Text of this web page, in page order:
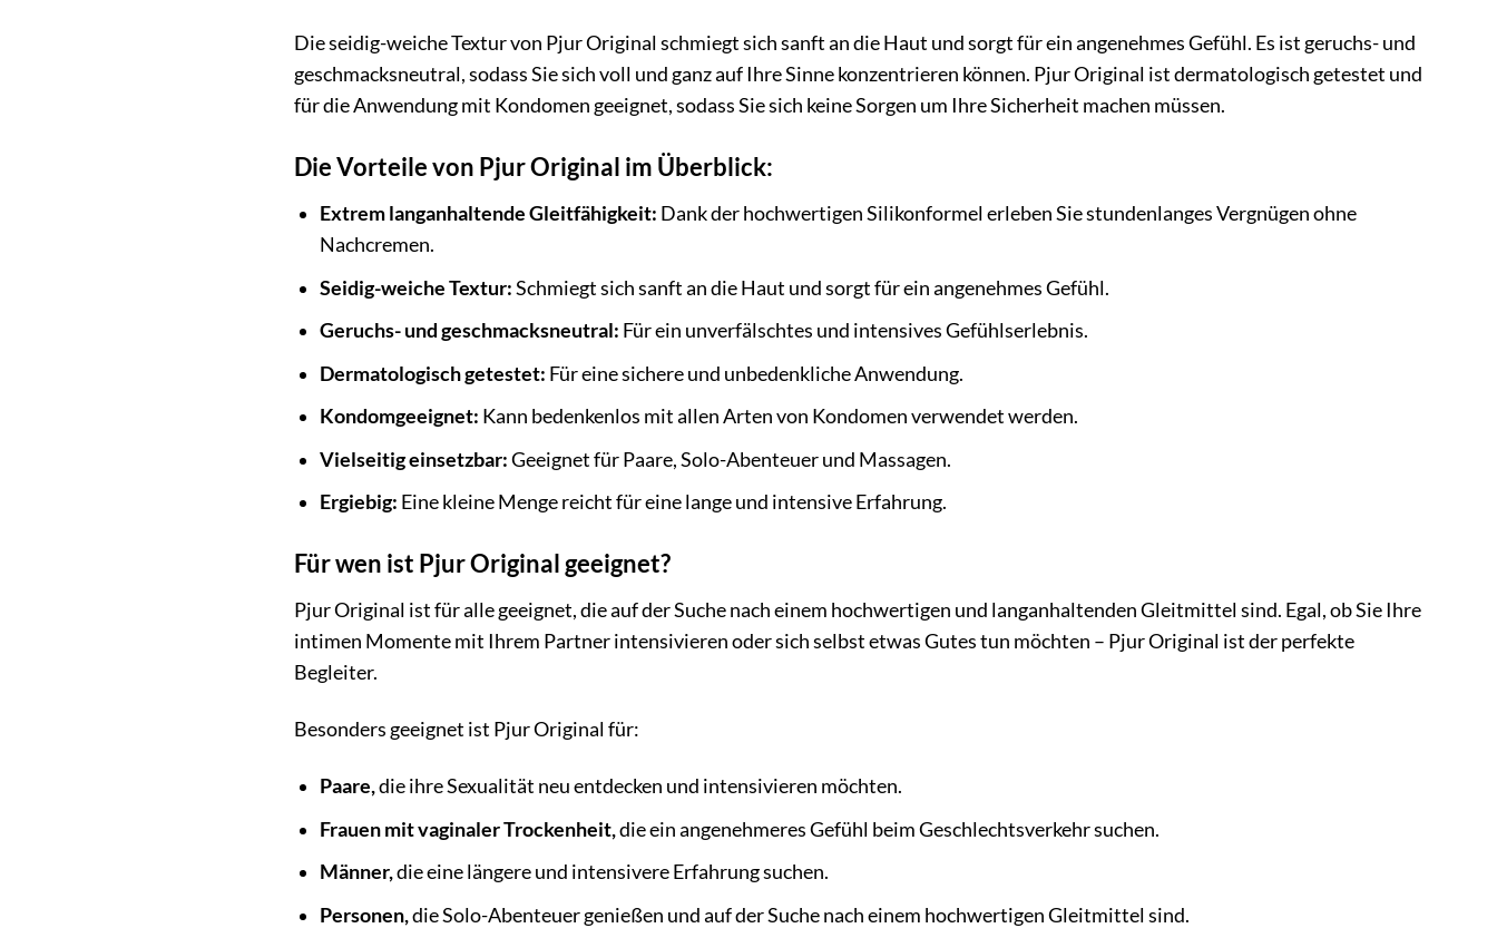
Die seidig-weiche Textur von Pjur Original schmiegt sich sanft an die Haut und sorgt für ein angenehmes Gefühl. Es ist geruchs- und
geschmacksneutral, sodass Sie sich voll und ganz auf Ihre Sinne konzentrieren können. Pjur Original ist dermatologisch getestet und
für die Anwendung mit Kondomen geeignet, sodass Sie sich keine Sorgen um Ihre Sicherheit machen müssen.
Die Vorteile von Pjur Original im Überblick:
Extrem langanhaltende Gleitfähigkeit: Dank der hochwertigen Silikonformel erleben Sie stundenlanges Vergnügen ohne
Nachcremen.
Seidig-weiche Textur:Schmiegt sich sanft an die Haut und sorgt für ein angenehmes Gefühl.
Geruchs- und geschmacksneutral: Für ein unverfälschtes und intensives Gefühlserlebnis.
Dermatologisch getestet: Für eine sichere und unbedenkliche Anwendung.
Kondomgeeignet: Kann bedenkenlos mit allen Arten von Kondomen verwendet werden.
Vielseitig einsetzbar:Geeignet für Paare, Solo-Abenteuer und Massagen.
Ergiebig: Eine kleine Menge reicht für eine lange und intensive Erfahrung.
Für wen ist Pjur Original geeignet?
Pjur Original ist für alle geeignet, die auf der Suche nach einem hochwertigen und langanhaltenden Gleitmittel sind. Egal, ob Sie Ihre
intimen Momente mit Ihrem Partner intensivieren oder sich selbst etwas Gutes tun möchten – Pjur Original ist der perfekte
Begleiter.
Besonders geeignet ist Pjur Original für:
Paare,die ihre Sexualität neu entdecken und intensivieren möchten.
Frauen mit vaginaler Trockenheit,die ein angenehmeres Gefühl beim Geschlechtsverkehr suchen.
Männer,die eine längere und intensivere Erfahrung suchen.
Personen,die Solo-Abenteuer genießen und auf der Suche nach einem hochwertigen Gleitmittel sind.